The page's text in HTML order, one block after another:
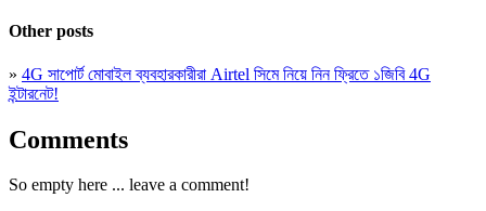
Other posts
» 4G সাপোর্ট মোবাইল ব্যবহারকারীরা Airtel সিমে নিয়ে নিন ফ্রিতে ১জিবি 4G
ইন্টারনেট!
Comments
So empty here ... leave a comment!